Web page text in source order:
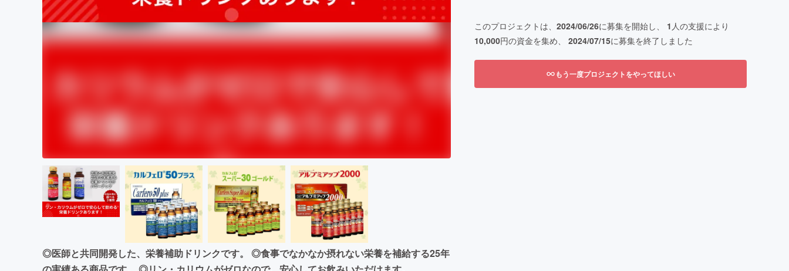
◎医師と共同開発した、栄養補助ドリンクです。 ◎食事でなかなか摂れない栄養を補給する25年
このプロジェクトは、 2024/06/26に募集を開始し、 1 人の支援により
10,000円の資金を集め、 2024/07/15に募集を終了しました
もう一度プロジェクトをやってほしい